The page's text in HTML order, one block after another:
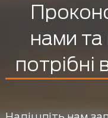
нами
потрібні